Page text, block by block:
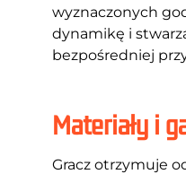
wyznaczonych
dynamikę i
bezpośredniej
Materiały i
Gracz otrzymuje